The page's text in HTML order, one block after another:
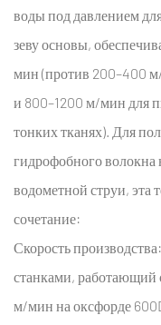
воды под давлением
зеву основы,
мин (против 200–400
и 800–1200 м/мин для
тонких тканях). Для
гидрофобного волокна
водометной струи, эта
сочетание:
Скорость производства:
станками, работающий
м/мин на оксфорде